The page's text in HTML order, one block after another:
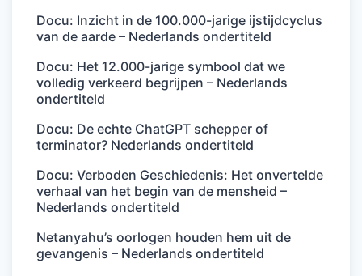
Docu: Inzicht in de 100.000-jarige ijstijdcyclus
van de aarde – Nederlands ondertiteld
Docu: Het 12.000-jarige symbool dat we
volledig verkeerd begrijpen – Nederlands
ondertiteld
Docu: De echte ChatGPT schepper of
terminator? Nederlands ondertiteld
Docu: Verboden Geschiedenis: Het onvertelde
verhaal van het begin van de mensheid –
Nederlands ondertiteld
Netanyahu’s oorlogen houden hem uit de
gevangenis – Nederlands ondertiteld